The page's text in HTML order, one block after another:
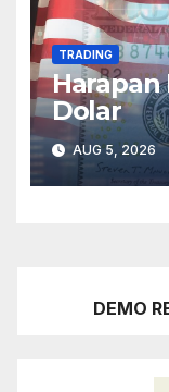
TRADING
Harapan
Dolar
AUG 5, 2026
DEMO